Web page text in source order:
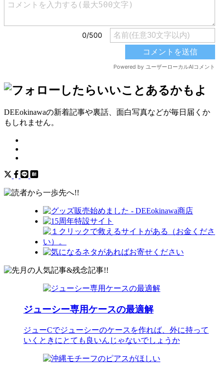
DEEokinawaの新着記事や裏話、面白写真などが毎日届くか
もしれません。
ジューシー専用ケースの最適解
ジューCでジューシーのケースを作れば、外に持って
いくときにとても良いんじゃないでしょうか